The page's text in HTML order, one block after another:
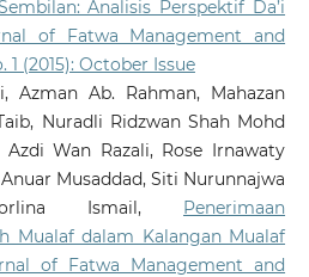
Analisis Perspektif Da’i
of Fatwa Management and
1 (2015): October Issue
Azman Ab. Rahman, Mahazan
Nuradli Ridzwan Shah Mohd
Wan Razali, Rose Irnawaty
Musaddad, Siti Nurunnajwa
Ismail, Penerimaan
Mualaf dalam Kalangan Mualaf
of Fatwa Management and